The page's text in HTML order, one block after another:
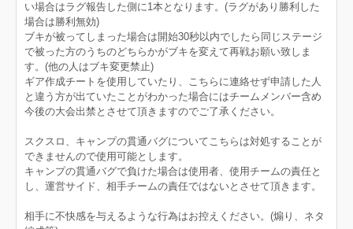
い場合はラグ報告した側に1本となります。(ラグがあり勝利した
場合は勝利無効)
ブキが被ってしまった場合は開始30秒以内でしたら同じステージ
で被った方のうちのどちらかがブキを変えて再戦お願い致しま
す。(他の人はブキ変更禁止)
ギア作成チートを使用していたり、こちらに連絡せず申請した人
と違う方が出ていたことがわかった場合にはチームメンバー含め
今後の大会出禁とさせて頂きますのでご了承ください。
スクスロ、キャンプの貫通バグについてこちらは対処することが
できませんので使用可能とします。
キャンプの貫通バグで負けた場合は使用者、使用チームの責任と
し、運営サイド、相手チームの責任ではないとさせて頂きます。
相手に不快感を与えるような行為はお控えください。(煽り、ネタ